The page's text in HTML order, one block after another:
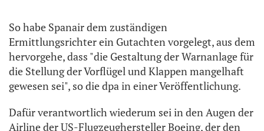
So habe Spanair dem zuständigen
Ermittlungsrichter ein Gutachten vorgelegt, aus dem
hervorgehe, dass "die Gestaltung der Warnanlage für
die Stellung der Vorflügel und Klappen mangelhaft
gewesen sei", so die dpa in einer Veröffentlichung.
Dafür verantwortlich wiederum sei in den Augen der
Airline der US-Flugzeughersteller Boeing, der den